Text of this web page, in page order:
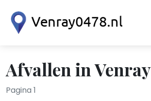
Afvallen in Venray
Pagina 1